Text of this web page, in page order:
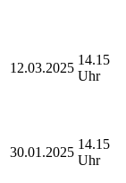
12.03.2025
14.15
Uhr
30.01.2025
14.15
Uhr